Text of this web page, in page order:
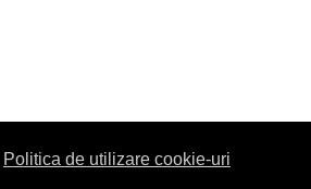
Politica de utilizare cookie-uri